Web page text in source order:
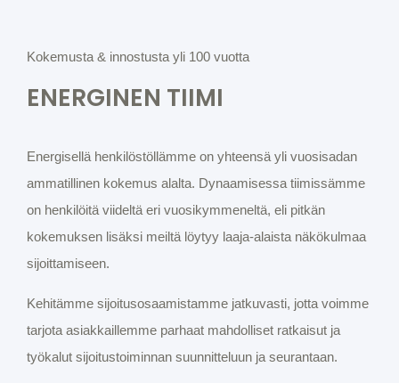
Kokemusta & innostusta yli 100 vuotta
ENERGINEN TIIMI
Energisellä henkilöstöllämme on yhteensä yli vuosisadan
ammatillinen kokemus alalta. Dynaamisessa tiimissämme
on henkilöitä viideltä eri vuosikymmeneltä, eli pitkän
kokemuksen lisäksi meiltä löytyy laaja-alaista näkökulmaa
sijoittamiseen.
Kehitämme sijoitusosaamistamme jatkuvasti, jotta voimme
tarjota asiakkaillemme parhaat mahdolliset ratkaisut ja
työkalut sijoitustoiminnan suunnitteluun ja seurantaan.